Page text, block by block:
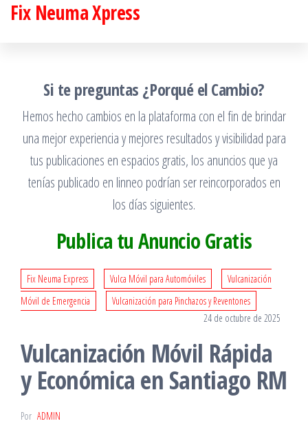
SaltarFix Neuma Xpress
Si te preguntas ¿Porqué el Cambio?
Hemos hecho cambios en la plataforma con el fin de brindar
una mejor experiencia y mejores resultados y visibilidad para
tus publicaciones en espacios gratis, los anuncios que ya
tenías publicado en linneo podrían ser reincorporados en
los días siguientes.
Publica tu Anuncio Gratis
Fix Neuma Express Vulca Móvil para Automóviles
Vulcanización
Móvil de Emergencia
Vulcanización para Pinchazos y Reventones
24 de octubre de 2025
Vulcanización Móvil Rápida
y Económica en Santiago RM
Por ADMIN